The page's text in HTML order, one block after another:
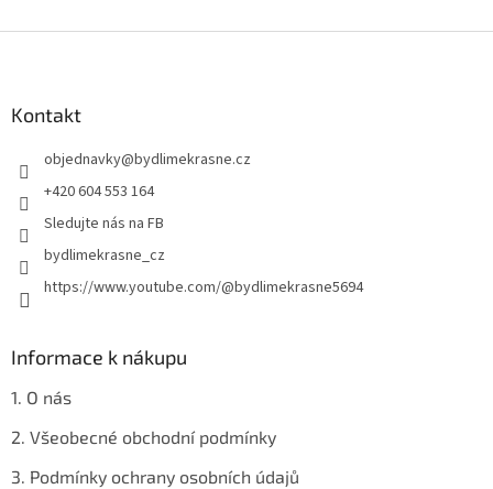
Kontakt
objednavky@bydlimekrasne.cz
+420 604 553 164
Sledujte nás na FB
bydlimekrasne_cz
https://www.youtube.com/@bydlimekrasne5694
Informace k nákupu
1. O nás
2. Všeobecné obchodní podmínky
3. Podmínky ochrany osobních údajů